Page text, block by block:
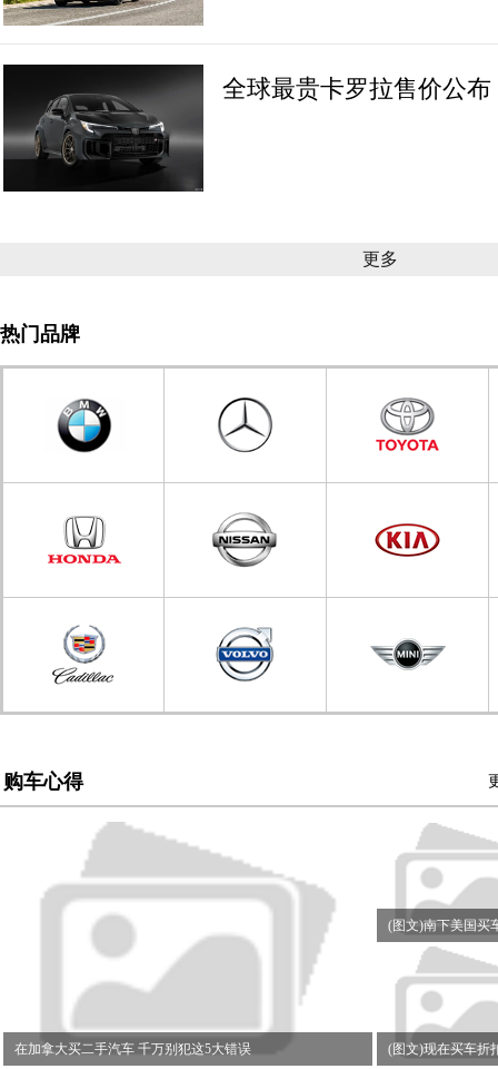
全球最贵卡罗拉售价公布
更多
热门品牌
购车心得
在加拿大买二手汽车 千万别犯这5大错误
(图文)南下美国买
(图文)现在买车折